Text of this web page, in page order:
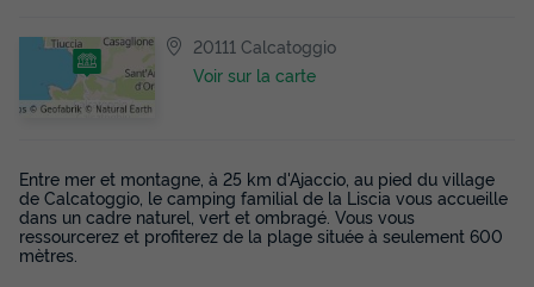
20111 Calcatoggio
Voir sur la carte
Entre mer et montagne, à 25 km d'Ajaccio, au pied du village
de Calcatoggio, le camping familial de la Liscia vous accueille
dans un cadre naturel, vert et ombragé. Vous vous
ressourcerez et profiterez de la plage située à seulement 600
mètres.